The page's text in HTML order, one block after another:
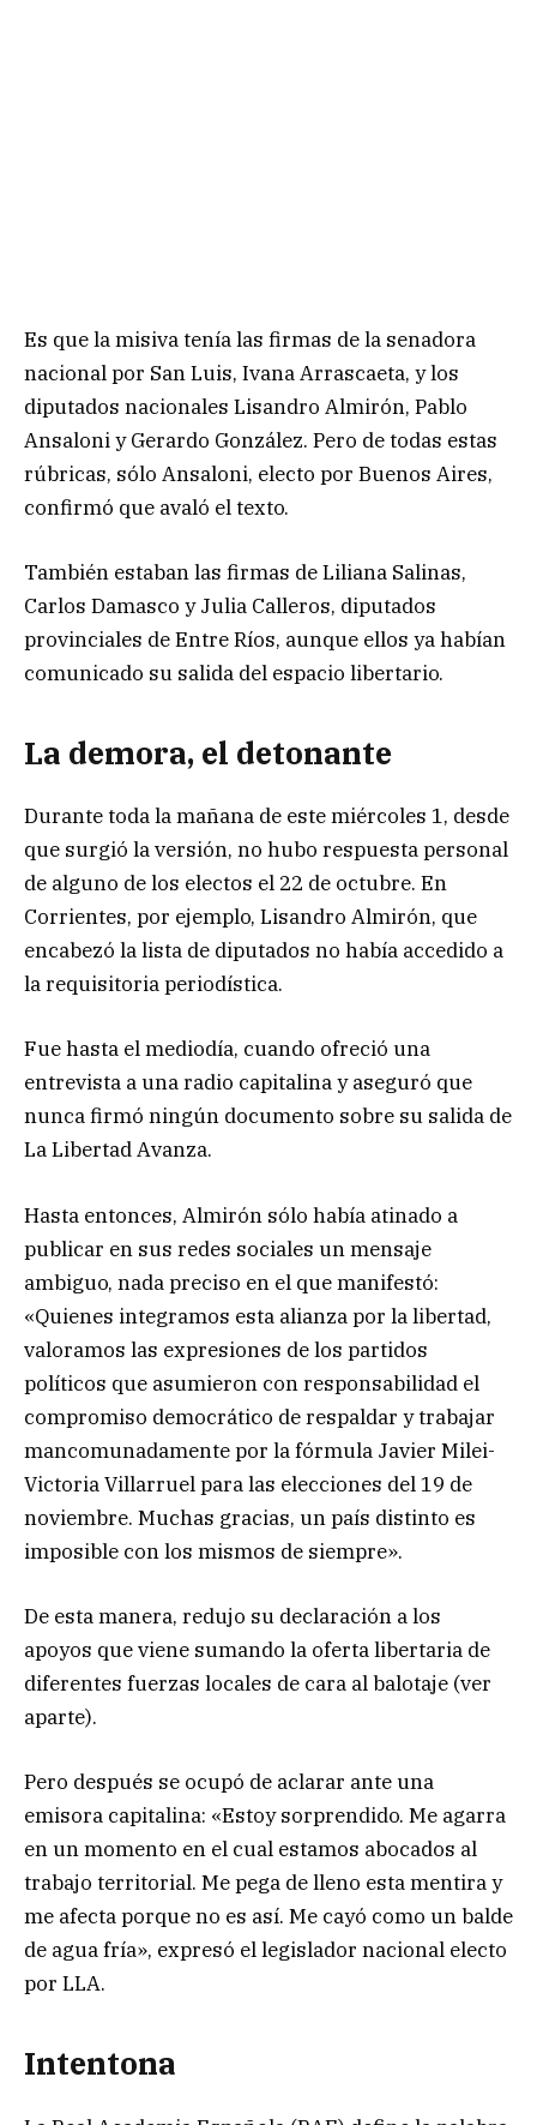
Es que la misiva tenía las firmas de la senadora
nacional por San Luis, Ivana Arrascaeta, y los
diputados nacionales Lisandro Almirón, Pablo
Ansaloni y Gerardo González. Pero de todas estas
rúbricas, sólo Ansaloni, electo por Buenos Aires,
confirmó que avaló el texto.
También estaban las firmas de Liliana Salinas,
Carlos Damasco y Julia Calleros, diputados
provinciales de Entre Ríos, aunque ellos ya habían
comunicado su salida del espacio libertario.
La demora, el detonante
Durante toda la mañana de este miércoles 1, desde
que surgió la versión, no hubo respuesta personal
de alguno de los electos el 22 de octubre. En
Corrientes, por ejemplo, Lisandro Almirón, que
encabezó la lista de diputados no había accedido a
la requisitoria periodística.
Fue hasta el mediodía, cuando ofreció una
entrevista a una radio capitalina y aseguró que
nunca firmó ningún documento sobre su salida de
La Libertad Avanza.
Hasta entonces, Almirón sólo había atinado a
publicar en sus redes sociales un mensaje
ambiguo, nada preciso en el que manifestó:
«Quienes integramos esta alianza por la libertad,
valoramos las expresiones de los partidos
políticos que asumieron con responsabilidad el
compromiso democrático de respaldar y trabajar
mancomunadamente por la fórmula Javier Milei-
Victoria Villarruel para las elecciones del 19 de
noviembre. Muchas gracias, un país distinto es
imposible con los mismos de siempre».
De esta manera, redujo su declaración a los
apoyos que viene sumando la oferta libertaria de
diferentes fuerzas locales de cara al balotaje (ver
aparte).
Pero después se ocupó de aclarar ante una
emisora capitalina: «Estoy sorprendido. Me agarra
en un momento en el cual estamos abocados al
trabajo territorial. Me pega de lleno esta mentira y
me afecta porque no es así. Me cayó como un balde
de agua fría», expresó el legislador nacional electo
por LLA.
Intentona